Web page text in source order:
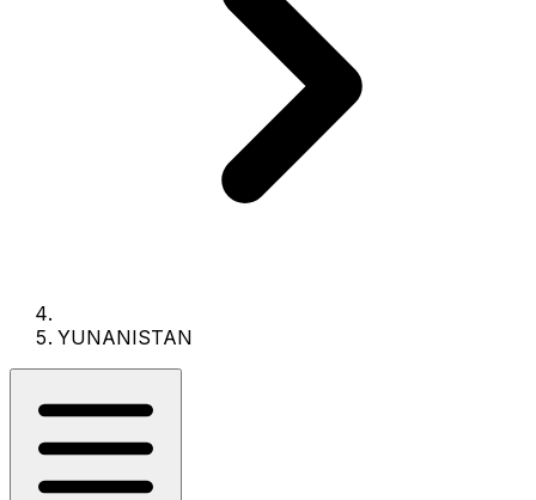
YUNANISTAN